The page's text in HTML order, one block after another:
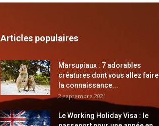
Articles populaires
Marsupiaux : 7 adorables
créatures dont vous allez faire
la connaissance...
2 septembre 2021
Le Working Holiday Visa : le